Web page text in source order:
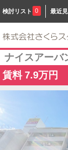
検討リスト 0 最近
ナイスアーバ
賃料 7.9万円